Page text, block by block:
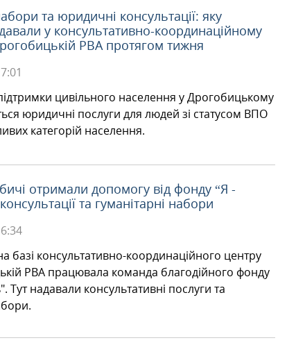
та юридичні консультації: яку
у консультативно-координаційному
РВА протягом тижня
цивільного населення у Дрогобицькому
юридичні послуги для людей зі статусом ВПО
категорій населення.
отримали допомогу від фонду “Я -
та гуманітарні набори
базі консультативно-координаційного центру
РВА працювала команда благодійного фонду
Тут надавали консультативні послуги та